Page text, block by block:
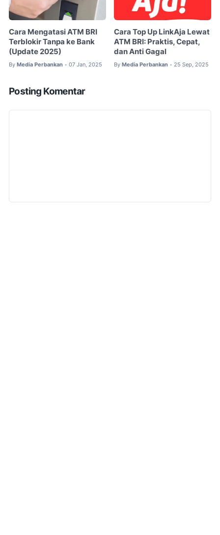
Cara Mengatasi ATM BRI
Terblokir Tanpa ke Bank
(Update 2025)
By Media Perbankan • 07 Jan, 2025
Cara Top Up LinkAja Lewat
ATM BRI: Praktis, Cepat,
dan Anti Gagal
By Media Perbankan • 25 Sep, 2025
Posting Komentar